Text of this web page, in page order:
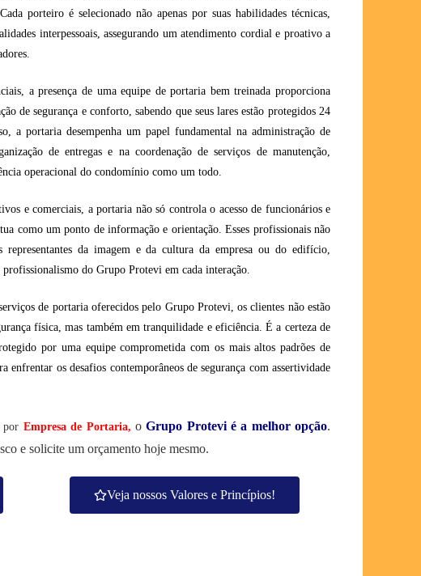
porteiro é selecionado não apenas por suas habilidades técnicas,
interpessoais, assegurando um atendimento cordial e proativo a
a presença de uma equipe de portaria bem treinada proporciona
de segurança e conforto, sabendo que seus lares estão protegidos 24
a portaria desempenha um papel fundamental na administração de
de entregas e na coordenação de serviços de manutenção,
operacional do condomínio como um todo.
e comerciais, a portaria não só controla o acesso de funcionários e
como um ponto de informação e orientação. Esses profissionais não
representantes da imagem e da cultura da empresa ou do edifício,
do Grupo Protevi em cada interação.
de portaria oferecidos pelo Grupo Protevi, os clientes não estão
física, mas também em tranquilidade e eficiência. É a certeza de
por uma equipe comprometida com os mais altos padrões de
enfrentar os desafios contemporâneos de segurança com assertividade
por Empresa de Portaria, oGrupo Protevi é a melhor opção.
e solicite um orçamento hoje mesmo.
Veja nossos Valores e Princípios!